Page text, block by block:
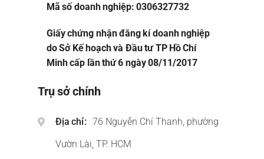
Mã số doanh nghiệp: 0306327732
Giấy chứng nhận đăng kí doanh nghiệp
do Sở Kế hoạch và Đầu tư TP Hồ Chí
Minh cấp lần thứ 6 ngày 08/11/2017
Trụ sở chính
Địa chỉ
76 Nguyễn Chí Thanh, phường
Vườn Lài, TP. HCM